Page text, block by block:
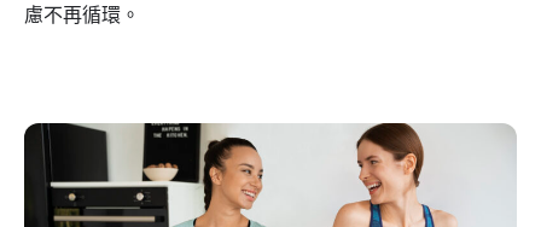
慮不再循環。